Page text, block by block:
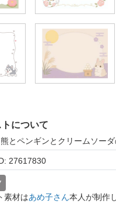
について
とペンギンとクリームソー
27617830
素材はあめ子さん本人が制作